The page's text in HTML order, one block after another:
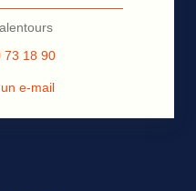
73 18 90
e-mail